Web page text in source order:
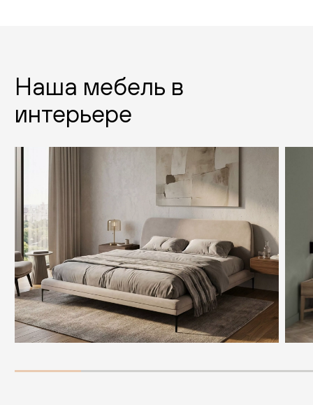
Наша мебель в
интерьере